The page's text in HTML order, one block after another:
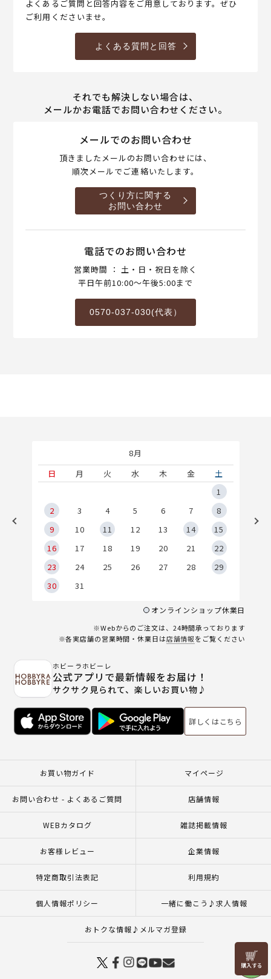
リリヤン
フェア
よくあるご質問と回答内容をご用意しております。ぜひ
ご利用くださいませ。
よくある質問と回答
それでも解決しない場合は、
メールかお電話でお問い合わせください。
メールでのお問い合わせ
頂きましたメールのお問い合わせには、
順次メールでご連絡いたします。
つくり方に関する
お問い合わせ
電話でのお問い合わせ
営業時間 ： 土・日・祝日を除く
平日午前10:00～午後5:00まで
0570-037-030(代表）
8月
日
月 火 水 木 金
土
1
2
3 4 5 6 7
8
9
10 11 12 13 14
15
16
17 18 19 20 21
22
23
24 25 26 27 28
29
30
31
オンラインショップ休業日
※Webからのご注文は、24時間承っております
※各実店舗の営業時間・休業日は店舗情報をご覧ください
ホビーラホビーレ
公式アプリで最新情報をお届け！
サクサク見られて、楽しいお買い物♪
詳しくはこちら
お買い物ガイド マイページ
お問い合わせ - よくあるご質問 店舗情報
WEBカタログ 雑誌掲載情報
お客様レビュー 企業情報
特定商取引法表記 利用規約
個人情報ポリシー 一緒に働こう♪求人情報
おトクな情報♪メルマガ登録